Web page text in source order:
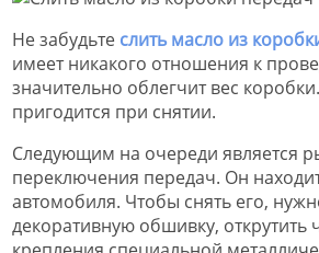
Не забудьте слить масло из
имеет никакого отношения к
значительно облегчит вес
пригодится при снятии.
Следующим на очереди является
переключения передач. Он
автомобиля. Чтобы снять его,
декоративную обшивку, открутить